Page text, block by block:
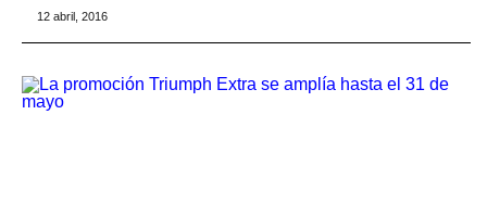
12 abril, 2016